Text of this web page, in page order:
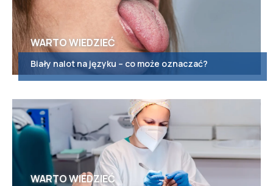
WARTO WIEDZIEĆ
Biały nalot na języku – co może oznaczać?
WARTO WIEDZIEĆ